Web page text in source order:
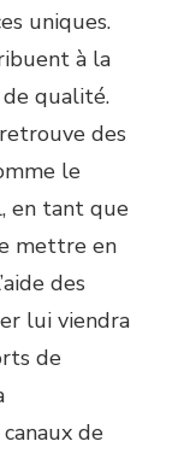
uniques.
à la
qualité.
des
le
en tant que
mettre en
des
lui viendra
de
de